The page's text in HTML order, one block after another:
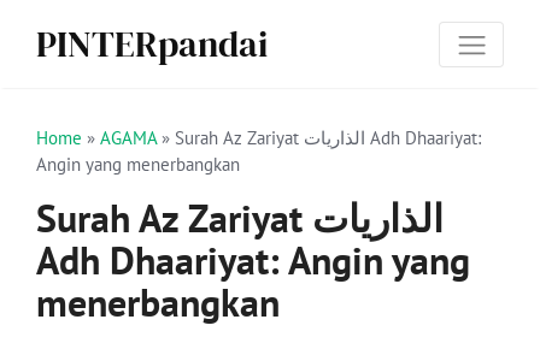
PINTERpandai
Home » AGAMA» Surah Az Zariyat الذاريات Adh Dhaariyat:
Angin yang menerbangkan
Surah Az Zariyat الذاريات
Adh Dhaariyat: Angin yang
menerbangkan